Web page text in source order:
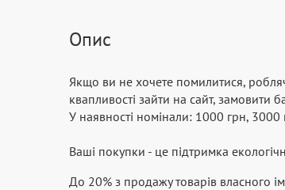
Опис
Якщо ви не хочете помилитися,
квапливості зайти на сайт, замовити
У наявності номінали: 1000 грн,
Ваші покупки - це підтримка
До 20% з продажу товарів власного